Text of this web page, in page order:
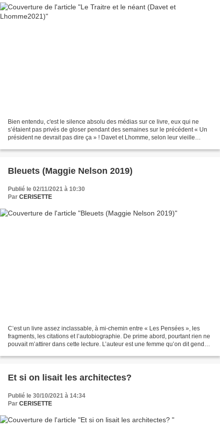
Bien entendu, c'est le silence absolu des médias sur ce livre, eux qui ne
s’étaient pas privés de gloser pendant des semaines sur le précédent « Un
président ne devrait pas dire ça » ! Davet et Lhomme, selon leur vieille
Bleuets (Maggie Nelson 2019)
Publié le 02/11/2021 à 10:30
Par CERISETTE
C’est un livre assez inclassable, à mi-chemin entre « Les Pensées », les
fragments, les citations et l’autobiographie. De prime abord, pourtant rien ne
pouvait m’attirer dans cette lecture. L’auteur est une femme qu’on dit gender
Et si on lisait les architectes?
Publié le 30/10/2021 à 14:34
Par CERISETTE